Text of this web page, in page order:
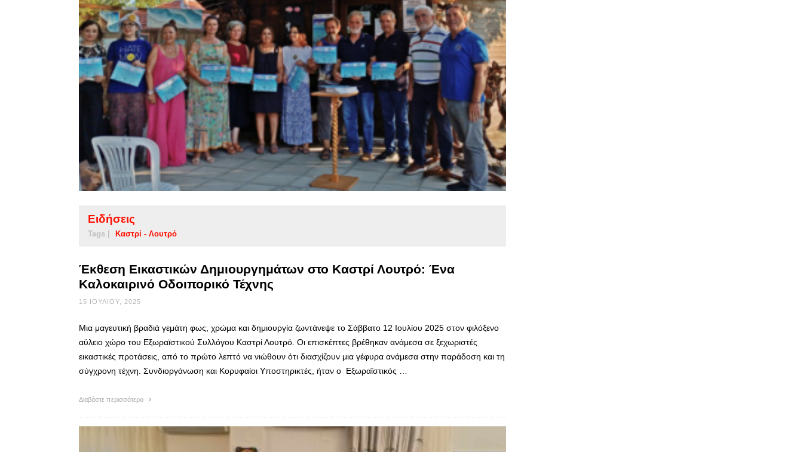
Ειδήσεις
Tags | Καστρί - Λουτρό
Έκθεση Εικαστικών Δημιουργημάτων στο Καστρί Λουτρό: Ένα
Καλοκαιρινό Οδοιπορικό Τέχνης
15 ΙΟΥΛΊΟΥ, 2025
Μια μαγευτική βραδιά γεμάτη φως, χρώμα και δημιουργία ζωντάνεψε το Σάββατο 12 Ιουλίου 2025 στον φιλόξενο
αύλειο χώρο του Εξωραϊστικού Συλλόγου Καστρί Λουτρό. Οι επισκέπτες βρέθηκαν ανάμεσα σε ξεχωριστές
εικαστικές προτάσεις, από το πρώτο λεπτό να νιώθουν ότι διασχίζουν μια γέφυρα ανάμεσα στην παράδοση και τη
σύγχρονη τέχνη. Συνδιοργάνωση και Κορυφαίοι Υποστηρικτές, ήταν ο Εξωραϊστικός …
Διαβάστε περισσότερα